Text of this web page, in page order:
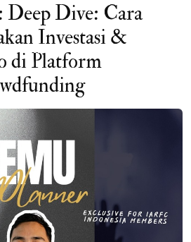
Deep Dive: Cara
Investasi &
di Platform